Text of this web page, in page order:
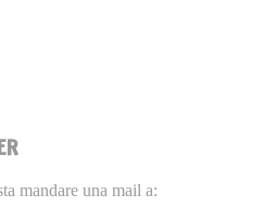
mandare una mail a: